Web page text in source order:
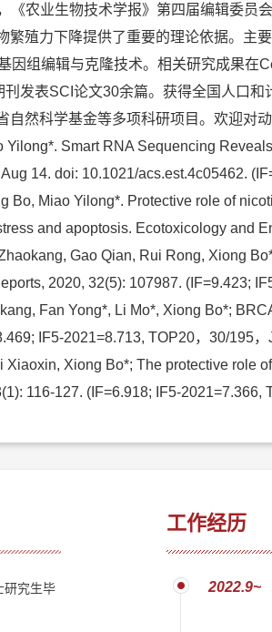
农业生物技术学报》第四届编辑委员
殖力下降提供了重要的理论依据。主
组编辑与克隆技术。相关研究成果在
发表SCI论文30余篇。获得全国人口
然科学基金等多项科研项目。欢迎对
Smart RNA Sequencing
14. doi: 10.1021/acs.est.4c05462.
Bo, Miao Yilong*. Protective role of
and apoptosis. Ecotoxicology and
Gao Qian, Rui Rong, Xiong
2020, 32(5): 107987. (IF=9.423;
Fan Yong*, Li Mo*, Xiong Bo*;
IF5-2021=8.713, TOP20，30/195
Xiong Bo*; The protective role
116-127. (IF=6.918; IF5-2021=7.366,
究生毕
工作经历
2022.9~